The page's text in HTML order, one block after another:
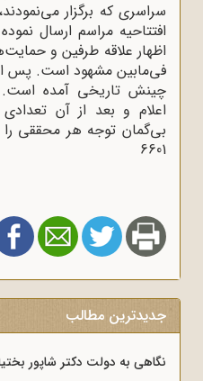
سراسری که برگزار
افتتاحیه مراسم ارسال
اظهار علاقه طرفین و
فی‌مابین مشهود است. پس
چینش تاریخی آمده
اعلام و بعد از آن
6601
جدیدترین مطالب
نگاهی به دولت دکتر شاپور